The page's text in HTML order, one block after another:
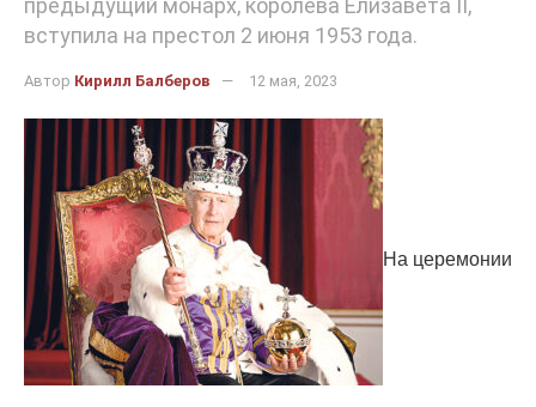
предыдущий монарх, королева Елизавета II,
вступила на престол 2 июня 1953 года.
Автор Кирилл Балберов 12 мая, 2023
На церемонии